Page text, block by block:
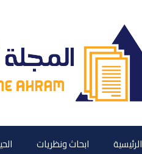
الرئيسية ابحاث ونظريات